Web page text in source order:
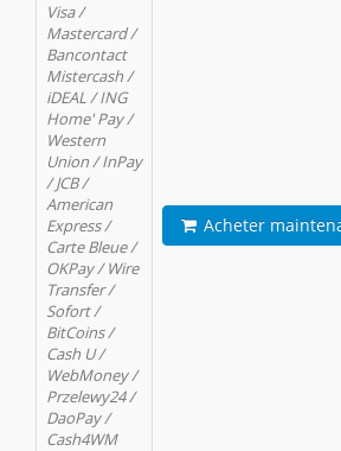
Visa /
Mastercard /
Bancontact
Mistercash /
iDEAL / ING
Home' Pay /
Western
Union / InPay
/ JCB /
American
Express /
Carte Bleue /
OKPay / Wire
Transfer /
Sofort /
BitCoins /
Cash U /
WebMoney /
Przelewy24 /
DaoPay /
Cash4WM
Acheter